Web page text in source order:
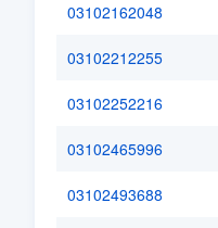
03102162048
03102212255
03102252216
03102465996
03102493688